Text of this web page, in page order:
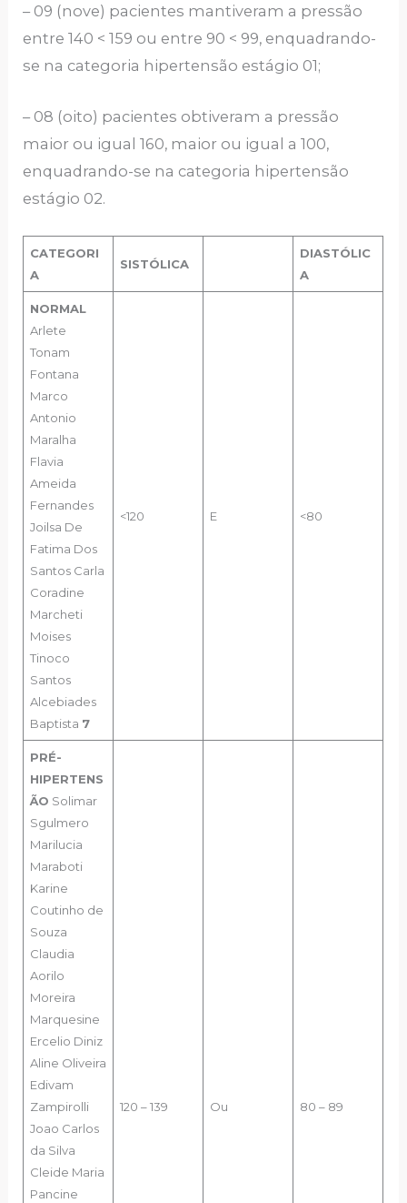
– 09 (nove) pacientes mantiveram a pressão
entre 140 < 159 ou entre 90 < 99, enquadrando-
se na categoria hipertensão estágio 01;
– 08 (oito) pacientes obtiveram a pressão
maior ou igual 160, maior ou igual a 100,
enquadrando-se na categoria hipertensão
estágio 02.
CATEGORI
A
SISTÓLICA
DIASTÓLIC
A
NORMAL
Arlete
Tonam
Fontana
Marco
Antonio
Maralha
Flavia
Ameida
Fernandes
Joilsa De
Fatima Dos
SantosCarla
Coradine
Marcheti
Moises
Tinoco
Santos
Alcebiades
Baptista 7
<120 E <80
PRÉ-
HIPERTENS
ÃO Solimar
Sgulmero
Marilucia
Maraboti
Karine
Coutinho de
Souza
Claudia
Aorilo
Moreira
Marquesine
Ercelio Diniz
Aline Oliveira
Edivam
Zampirolli
Joao Carlos
da Silva
Cleide Maria
Pancine
120 – 139 Ou 80 – 89